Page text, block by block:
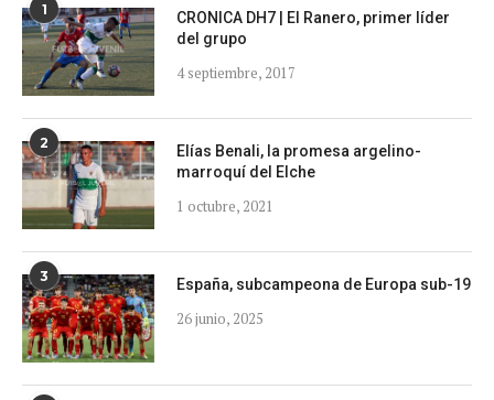
1
CRONICA DH7 | El Ranero, primer líder
del grupo
4 septiembre, 2017
2
Elías Benali, la promesa argelino-
marroquí del Elche
1 octubre, 2021
3 España, subcampeona de Europa sub-19
26 junio, 2025